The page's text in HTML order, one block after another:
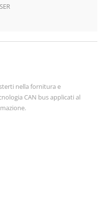
nella fornitura e
CAN bus applicati al